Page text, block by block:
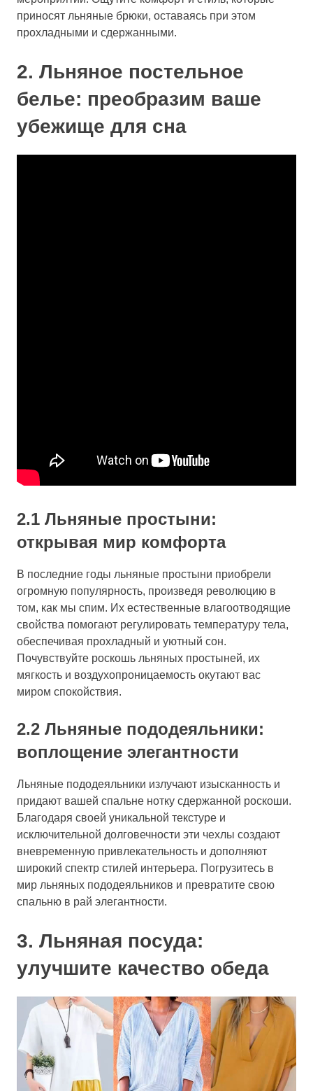
приносят льняные брюки, оставаясь при этом
прохладными и сдержанными.
2. Льняное постельное
белье: преобразим ваше
убежище для сна
2.1 Льняные простыни:
открывая мир комфорта
В последние годы льняные простыни приобрели
огромную популярность, произведя революцию в
том, как мы спим. Их естественные влагоотводящие
свойства помогают регулировать температуру тела,
обеспечивая прохладный и уютный сон.
Почувствуйте роскошь льняных простыней, их
мягкость и воздухопроницаемость окутают вас
миром спокойствия.
2.2 Льняные пододеяльники:
воплощение элегантности
Льняные пододеяльники излучают изысканность и
придают вашей спальне нотку сдержанной роскоши.
Благодаря своей уникальной текстуре и
исключительной долговечности эти чехлы создают
вневременную привлекательность и дополняют
широкий спектр стилей интерьера. Погрузитесь в
мир льняных пододеяльников и превратите свою
спальню в рай элегантности.
3. Льняная посуда:
улучшите качество обеда